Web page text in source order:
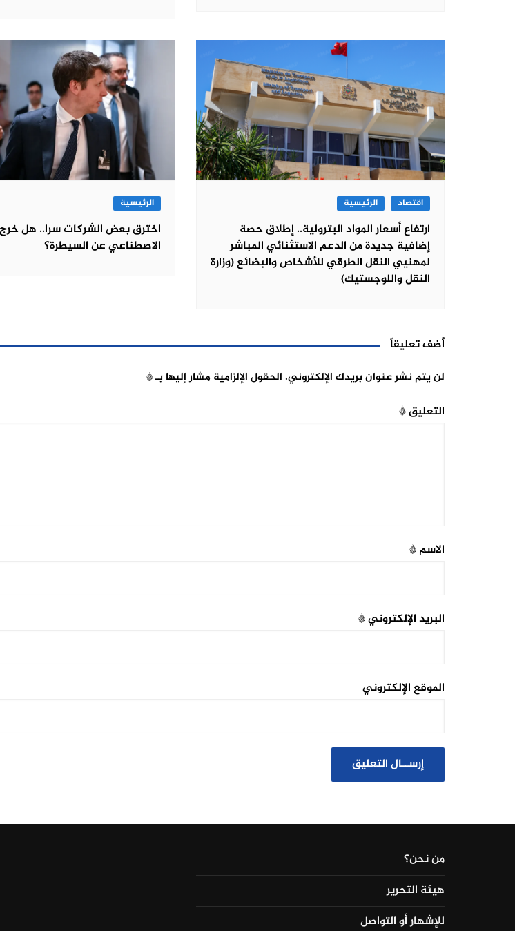
اقتصاد الرئيسية
ارتفاع أسعار المواد البترولية.. إطلاق حصة
إضافية جديدة من الدعم الاستثنائي المباشر
لمهنيي النقل الطرقي للأشخاص والبضائع (وزارة
النقل واللوجستيك)
الرئيسية
اخترق بعض الشركات سرا.. هل خرج
الاصطناعي عن السيطرة؟
أضف تعليقاً
لن يتم نشر عنوان بريدك الإلكتروني. الحقول الإلزامية مشار إليها بـ*
التعليق*
الاسم*
البريد الإلكتروني*
الموقع الإلكتروني
من نحن؟
هيئة التحرير
للإشهار أو التواصل